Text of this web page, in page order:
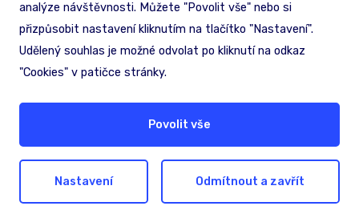
Nechte nám na sebe kontakt. Společně
najdeme nejlepší řešení pro dosažení vašich
cílů.
analýze návštěvnosti. Můžete "Povolit vše" nebo si
přizpůsobit nastavení kliknutím na tlačítko "Nastavení".
Udělený souhlas je možné odvolat po kliknutí na odkaz
"Cookies" v patičce stránky.
Povolit vše
Nastavení Odmítnout a zavřít